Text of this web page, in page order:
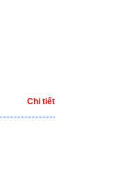
Chi tiết